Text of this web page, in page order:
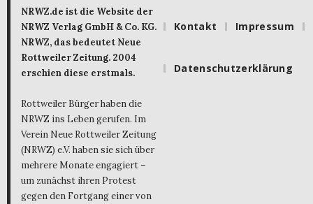
NRWZ.de ist die Website der
NRWZ Verlag GmbH & Co. KG.
NRWZ, das bedeutet Neue
Rottweiler Zeitung. 2004
erschien diese erstmals.
Rottweiler Bürger haben die
NRWZ ins Leben gerufen. Im
Verein Neue Rottweiler Zeitung
(NRWZ) e.V. haben sie sich über
mehrere Monate engagiert –
um zunächst ihren Protest
gegen den Fortgang einer von
Kontakt Impressum
Datenschutzerklärung